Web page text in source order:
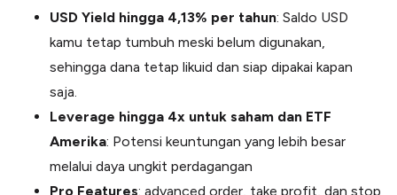
USD Yield hingga 4,13% per tahun: Saldo USD
kamu tetap tumbuh meski belum digunakan,
sehingga dana tetap likuid dan siap dipakai kapan
saja.
Leverage hingga 4x untuk saham dan ETF
Amerika: Potensi keuntungan yang lebih besar
melalui daya ungkit perdagangan
Pro Features: advanced order, take profit, dan stop